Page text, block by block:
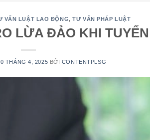
VẤN LUẬT LAO ĐỘNG,TƯ VẤN PHÁP LUẬT
LỪA ĐẢO KHI
THÁNG 4, 2025 BỞI CONTENTPLSG